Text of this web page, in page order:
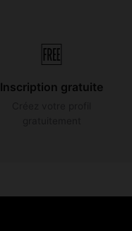
🆓
Inscription gratuite